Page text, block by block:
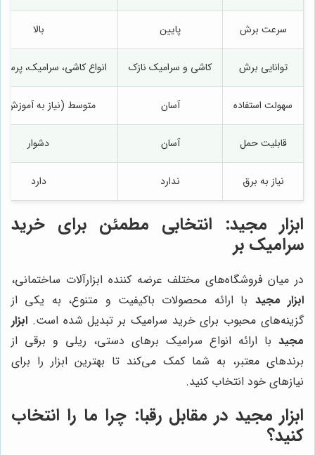
سرعت برش پایین بالا
توانایی برش کاشی و سرامیک نازک انواع کاشی، سرامیک،
سهولت استفاده آسان متوسط (نیاز به آموزش
قابلیت حمل آسان دشوار
نیاز به برق ندارد دارد
ابزار مجید: انتخابی مطمئن برای خرید
سرامیک بر
در میان فروشگاه‌های مختلف عرضه کننده ابزارآلات ساختمانی،
ابزار مجید با ارائه محصولات باکیفیت و متنوع، به یکی از
گزینه‌های محبوب برای خرید سرامیک بر تبدیل شده است. ابزار
مجید با ارائه انواع سرامیک برهای دستی، ریلی و برقی از
برندهای معتبر، به شما کمک می‌کند تا بهترین ابزار را برای
نیازهای خود انتخاب کنید.
ابزار مجید در مقابل رقبا: چرا ما را انتخاب
کنید؟